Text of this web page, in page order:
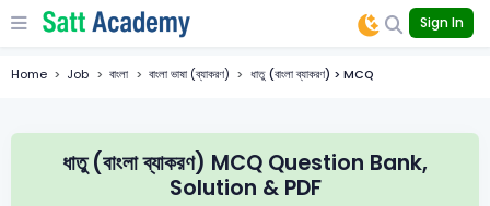
Sign In
Home Job বাংলা বাংলা ভাষা (ব্যাকরণ) ধাতু (বাংলা ব্যাকরণ) > MCQ
ধাতু (বাংলা ব্যাকরণ) MCQ Question Bank,
Solution & PDF